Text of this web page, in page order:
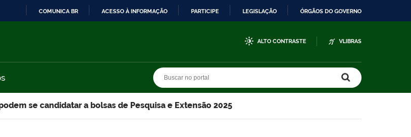
COMUNICA BR ACESSO À INFORMAÇÃO PARTICIPE LEGISLAÇÃO ÓRGÃOS DO GOVERNO
ALTO CONTRASTE VLIBRAS
se candidatar a bolsas de Pesquisa e Extensão 2025